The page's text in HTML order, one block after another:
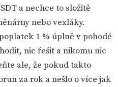
a nechce to složitě
nebo vexláky.
1 % úplně v pohodě
nic řešit a nikomu nic
ale, že pokud takto
za rok a nešlo o více jak